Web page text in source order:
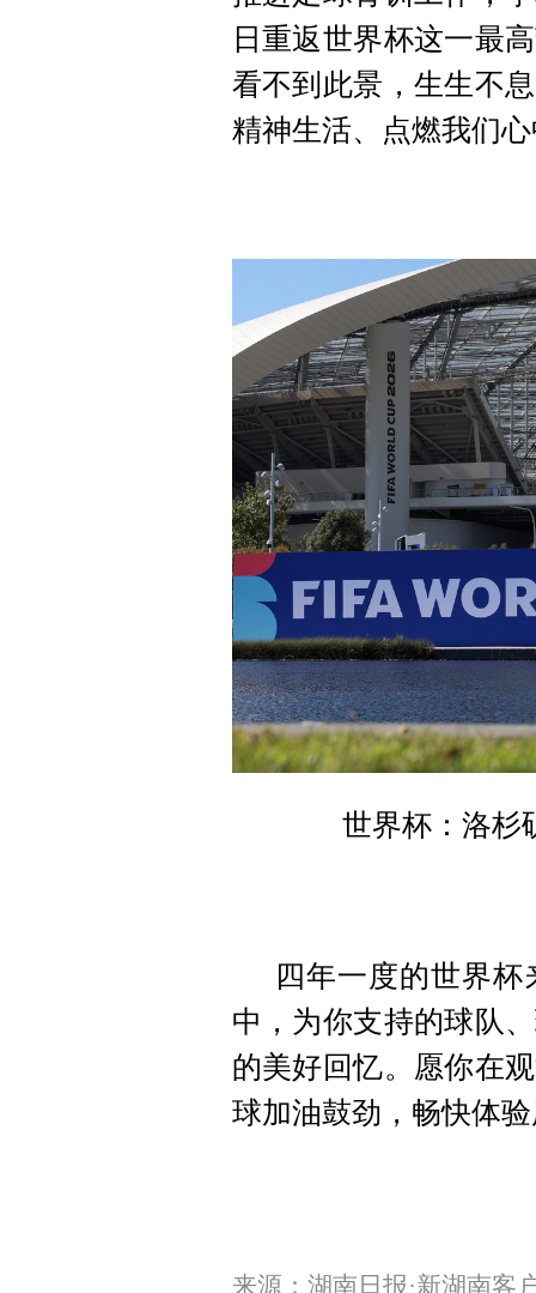
日重返世界杯这一最
看不到此景，生生不
精神生活、点燃我们
世界杯：洛杉
四年一度的世界
中，为你支持的球队
的美好回忆。愿你在
球加油鼓劲，畅快体
来源：湖南日报·新湖南客